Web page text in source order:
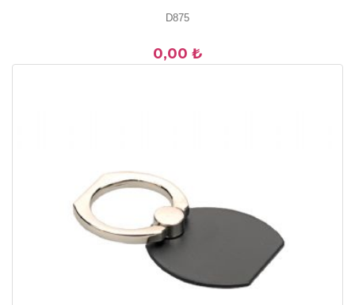
D875
0,00 ₺